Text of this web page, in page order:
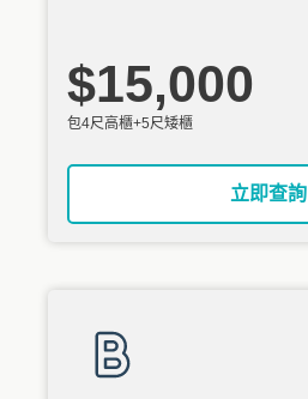
$15,000
包4尺高櫃+5尺矮櫃
立即查詢